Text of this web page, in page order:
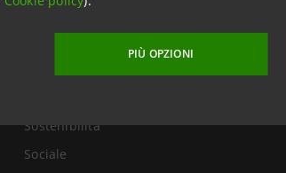
PIÙ OPZIONI
Sostenibilità
Sociale